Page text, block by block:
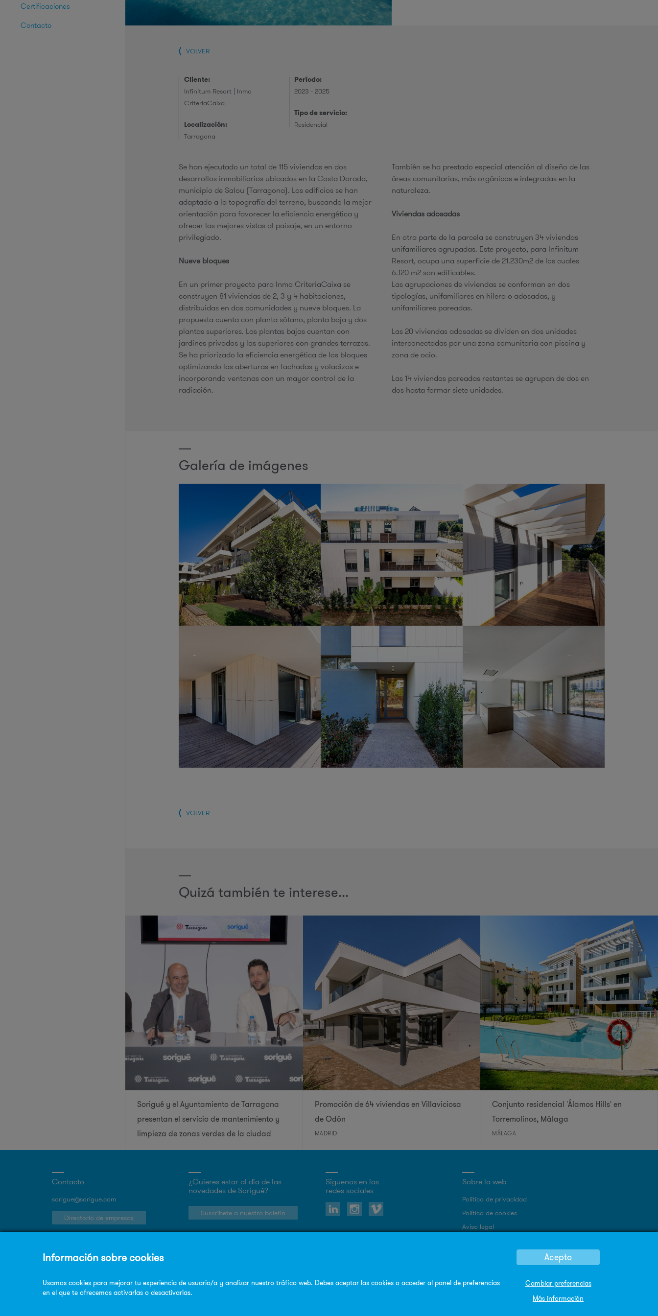
s
e
d
a
VOLVER
Cliente:
Infinitum Resort | Inmo
CriteriaCaixa
Localización:
Tarragona
Período:
2023 - 2025
Tipo de servicio:
Residencial
Se han ejecutado un total de 115 viviendas en dos
desarrollos inmobiliarios ubicados en la Costa Dorada,
municipio de Salou (Tarragona). Los edificios se han
adaptado a la topografía del terreno, buscando la mejor
orientación para favorecer la eficiencia energética y
ofrecer las mejores vistas al paisaje, en un entorno
privilegiado.
Nueve bloques
En un primer proyecto para Inmo CriteriaCaixa se
construyen 81 viviendas de 2, 3 y 4 habitaciones,
distribuidas en dos comunidades y nueve bloques. La
propuesta cuenta con planta sótano, planta baja y dos
plantas superiores. Las plantas bajas cuentan con
jardines privados y las superiores con grandes terrazas.
Se ha priorizado la eficiencia energética de los bloques
optimizando las aberturas en fachadas y voladizos e
incorporando ventanas con un mayor control de la
radiación.
También se ha prestado especial atención al diseño de las
áreas comunitarias, más orgánicas e integradas en la
naturaleza.
Viviendas adosadas
En otra parte de la parcela se construyen 34 viviendas
unifamiliares agrupadas. Este proyecto, para Infinitum
Resort, ocupa una superficie de 21.230m2 de los cuales
6.120 m2 son edificables.
Las agrupaciones de viviendas se conforman en dos
tipologías, unifamiliares en hilera o adosadas, y
unifamiliares pareadas.
Las 20 viviendas adosadas se dividen en dos unidades
interconectadas por una zona comunitaria con piscina y
zona de ocio.
Las 14 viviendas pareadas restantes se agrupan de dos en
dos hasta formar siete unidades.
Galería de imágenes
VOLVER
Quizá también te interese...
Sorigué y el Ayuntamiento de Tarragona
presentan el servicio de mantenimiento y
limpieza de zonas verdes de la ciudad
Promoción de 64 viviendas en Villaviciosa
de Odón​
MADRID
Conjunto residencial 'Álamos Hills' en
Torremolinos, Málaga
MÁLAGA
Certificaciones
Contacto
Contacto
sorigue@sorigue.com
Directorio de empresas
¿Quieres estar al día de las
novedades de Sorigué?
Suscríbete a nuestro boletín
Síguenos en las
redes sociales
Sobre la web
Política de privacidad
Política de cookies
Aviso legal